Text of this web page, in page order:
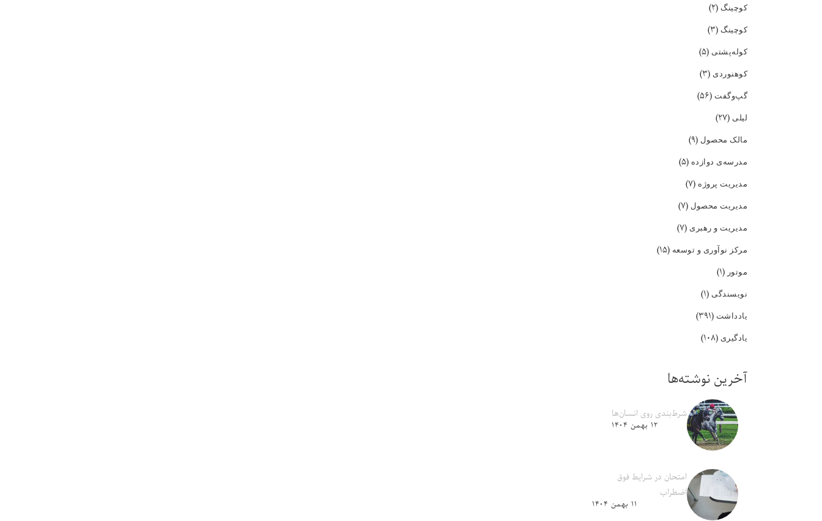
کوچینگ (۲)
کوچینگ (۳)
کوله‌پشتی (۵)
کوهنوردی (۳)
گپ‌و‌گفت (۵۶)
لیلی (۲۷)
مالک محصول (۹)
مدرسه‌ی دوازده (۵)
مدیریت پروژه (۷)
مدیریت محصول (۷)
مدیریت و رهبری (۷)
مرکز نوآوری و توسعه (۱۵)
موتور(۱)
نویسندگی (۱)
یادداشت (۳۹۱)
یادگیری (۱۰۸)
آخرین نوشته‌ها
شرط‌بندی روی انسان‌ها
۱۲ بهمن ۱۴۰۴
امتحان در شرایط فوق
اضطراب
۱۱ بهمن ۱۴۰۴